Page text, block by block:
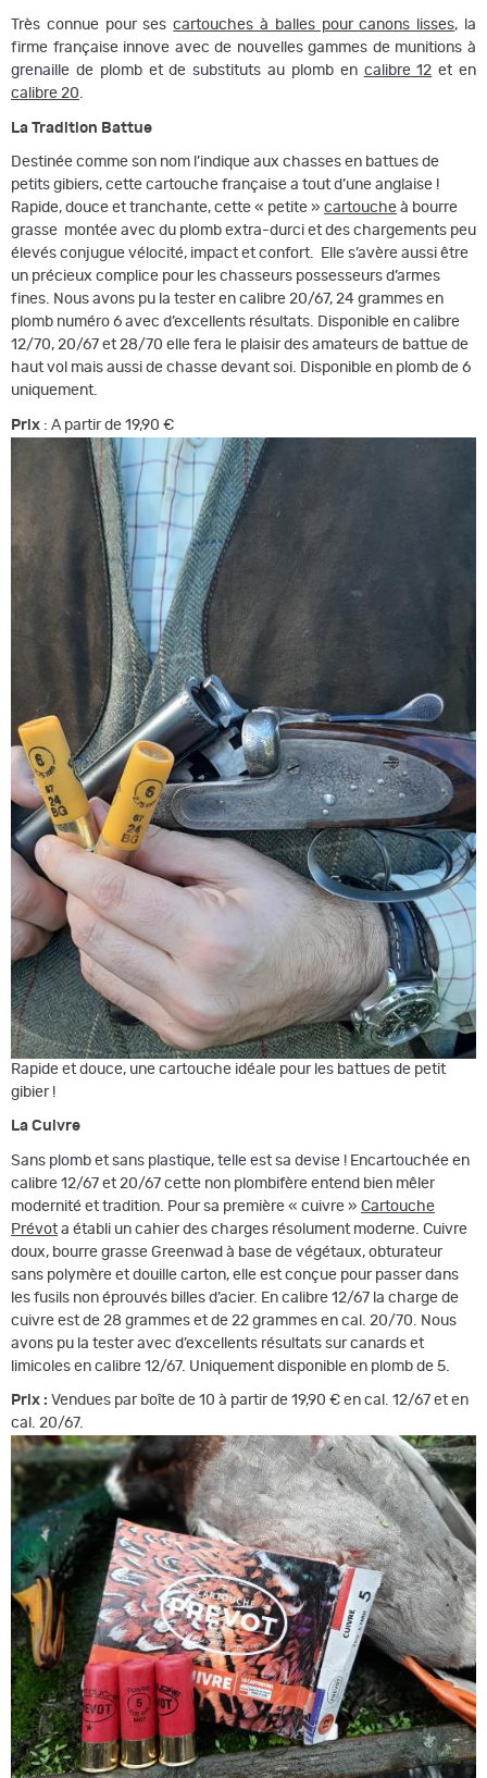
Très connue pour sescartouches à balles pour canons lisses, la
firme française innove avec de nouvelles gammes de munitions à
grenaille de plomb et de substituts au plomb en calibre 12 et en
calibre 20.
La Tradition Battue
Destinée comme son nom l’indique aux chasses en battues de
petits gibiers, cette cartouche française a tout d’une anglaise !
Rapide, douce et tranchante, cette « petite » cartouche à bourre
grasse montée avec du plomb extra-durci et des chargements peu
élevés conjugue vélocité, impact et confort. Elle s’avère aussi être
un précieux complice pour les chasseurs possesseurs d’armes
fines. Nous avons pu la tester en calibre 20/67, 24 grammes en
plomb numéro 6 avec d’excellents résultats. Disponible en calibre
12/70, 20/67 et 28/70 elle fera le plaisir des amateurs de battue de
haut vol mais aussi de chasse devant soi. Disponible en plomb de 6
uniquement.
Prix : A partir de 19,90 €
Rapide et douce, une cartouche idéale pour les battues de petit
gibier !
La Cuivre
Sans plomb et sans plastique, telle est sa devise ! Encartouchée en
calibre 12/67 et 20/67 cette non plombifère entend bien mêler
modernité et tradition. Pour sa première « cuivre » Cartouche
Prévota établi un cahier des charges résolument moderne. Cuivre
doux, bourre grasse Greenwad à base de végétaux, obturateur
sans polymère et douille carton, elle est conçue pour passer dans
les fusils non éprouvés billes d’acier. En calibre 12/67 la charge de
cuivre est de 28 grammes et de 22 grammes en cal. 20/70. Nous
avons pu la tester avec d’excellents résultats sur canards et
limicoles en calibre 12/67. Uniquement disponible en plomb de 5.
Prix : Vendues par boîte de 10 à partir de 19,90 € en cal. 12/67 et en
cal. 20/67.